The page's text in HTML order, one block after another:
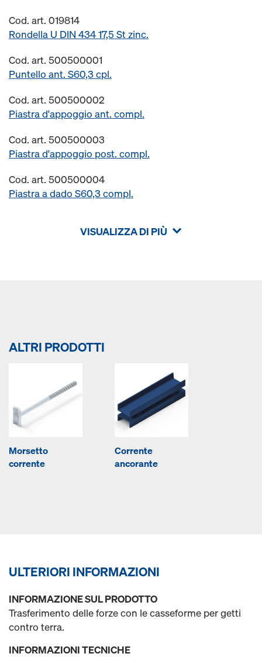
Cod. art. 019814
Rondella U DIN 434 17,5 St zinc.
Cod. art. 500500001
Puntello ant. S60,3 cpl.
Cod. art. 500500002
Piastra d'appoggio ant. compl.
Cod. art. 500500003
Piastra d'appoggio post. compl.
Cod. art. 500500004
Piastra a dado S60,3 compl.
VISUALIZZA DI PIÙ
ALTRI PRODOTTI
Morsetto
corrente
Corrente
ancorante
ULTERIORI INFORMAZIONI
INFORMAZIONE SUL PRODOTTO
Trasferimento delle forze con le casseforme per getti
contro terra.
INFORMAZIONI TECNICHE